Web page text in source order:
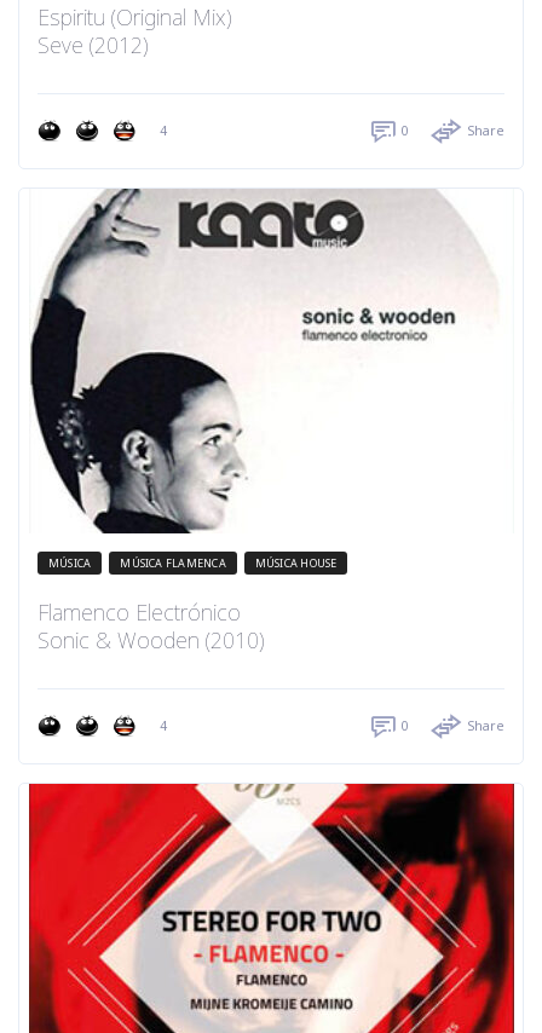
Espiritu (Original Mix)
Seve (2012)
4 0 Share
MÚSICA MÚSICA FLAMENCA MÚSICA HOUSE
Flamenco Electrónico
Sonic & Wooden (2010)
4 0 Share